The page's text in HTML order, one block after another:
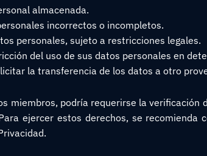
almacenada.
incorrectos o incompletos.
personales, sujeto a restricciones legales.
del uso de sus datos personales en
la transferencia de los datos a otro
miembros, podría requerirse la
ejercer estos derechos, se recomienda